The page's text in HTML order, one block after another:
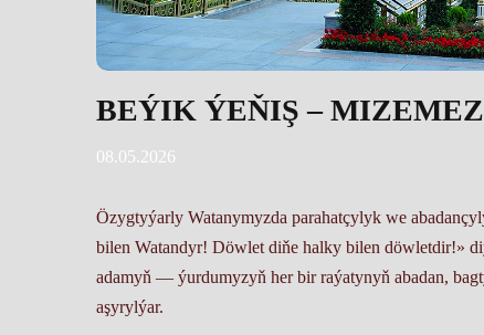
BEÝIK ÝEŇIŞ –
08.05.2026
Özygtyýarly Watanymyzda parahatçylyk we
bilen Watandyr! Döwlet diňe halky bilen döwletdir!»
adamyň — ýurdumyzyň her bir raýatynyň abadan,
aşyrylýar.